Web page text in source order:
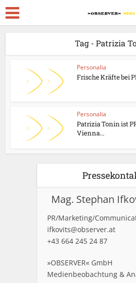
Tag - Patrizia
Personalia
Frische Kräfte bei
Personalia
Patrizia Tonin ist
Vienna...
Mag. Stephan
PR/Marketing/
ifkovits@observer.at
+43 664 245 24 87
»OBSERVER« GmbH
Medienbeobachtung &